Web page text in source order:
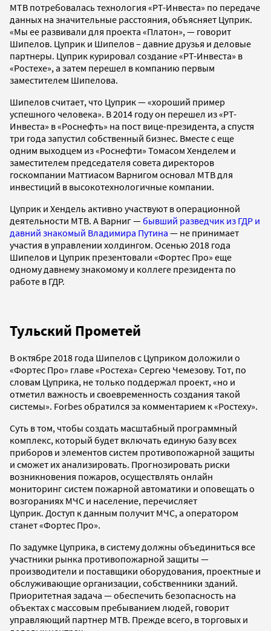
МТВ потребовалась технология «РТ-Инвеста» по передаче
данных на значительные расстояния, объясняет Цуприк.
«Мы ее развивали для проекта «Платон», — говорит
Шипелов. Цуприк и Шипелов – давние друзья и деловые
партнеры. Цуприк курировал создание «РТ-Инвеста» в
«Ростехе», а затем перешел в компанию первым
заместителем Шипелова.
Шипелов считает, что Цуприк — «хороший пример
успешного человека». В 2014 году он перешел из «РТ-
Инвеста» в «Роснефть» на пост вице-президента, а спустя
три года запустил собственный бизнес. Вместе с еще
одним выходцем из «Роснефти» Томасом Хенделем и
заместителем председателя совета директоров
госкомпании Маттиасом Варнигом основал МТВ для
инвестиций в высокотехнологичные компании.
Цуприк и Хендель активно участвуют в операционной
деятельности МТВ. А Варниг —бывший разведчик из ГДР и
давний знакомый Владимира Путина — не принимает
участия в управлении холдингом. Осенью 2018 года
Шипелов и Цуприк презентовали «Фортес Про» еще
одному давнему знакомому и коллеге президента по
работе в ГДР.
Тульский Прометей
В октябре 2018 года Шипелов с Цуприком доложили о
«Фортес Про» главе «Ростеха» Сергею Чемезову. Тот, по
словам Цуприка, не только поддержал проект, «но и
отметил важность и своевременность создания такой
системы». Forbes обратился за комментарием к «Ростеху».
Суть в том, чтобы создать масштабный программный
комплекс, который будет включать единую базу всех
приборов и элементов систем противопожарной защиты
и сможет их анализировать. Прогнозировать риски
возникновения пожаров, осуществлять онлайн
мониторинг систем пожарной автоматики и оповещать о
возгораниях МЧС и население, перечисляет
Цуприк. Доступ к данным получит МЧС, а оператором
станет «Фортес Про».
По задумке Цуприка, в систему должны объединиться все
участники рынка противопожарной защиты —
производители и поставщики оборудования, проектные и
обслуживающие организации, собственники зданий.
Приоритетная задача — обеспечить безопасность на
объектах с массовым пребыванием людей, говорит
управляющий партнер МТВ. Прежде всего, в торговых и